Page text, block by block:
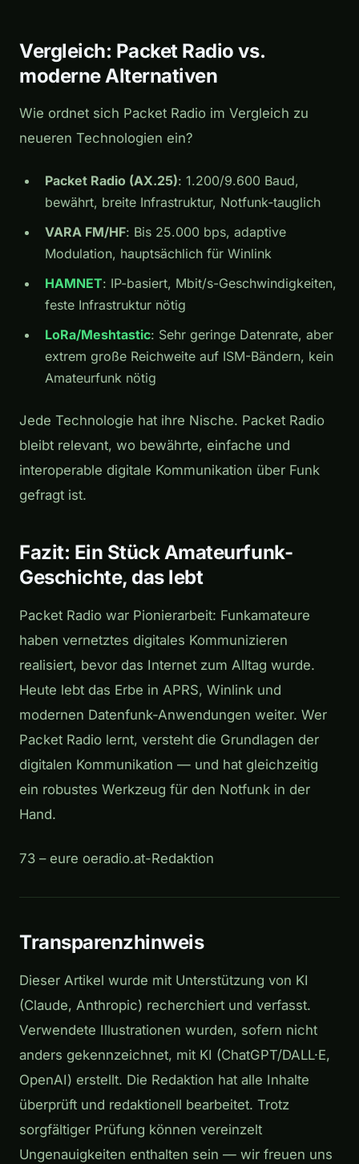
Vergleich: Packet Radio vs.
moderne Alternativen
Wie ordnet sich Packet Radio im Vergleich zu
neueren Technologien ein?
Packet Radio (AX.25): 1.200/9.600 Baud,
bewährt, breite Infrastruktur, Notfunk-tauglich
VARA FM/HF: Bis 25.000 bps, adaptive
Modulation, hauptsächlich für Winlink
HAMNET: IP-basiert, Mbit/s-Geschwindigkeiten,
feste Infrastruktur nötig
LoRa/Meshtastic: Sehr geringe Datenrate, aber
extrem große Reichweite auf ISM-Bändern, kein
Amateurfunk nötig
Jede Technologie hat ihre Nische. Packet Radio
bleibt relevant, wo bewährte, einfache und
interoperable digitale Kommunikation über Funk
gefragt ist.
Fazit: Ein Stück Amateurfunk-
Geschichte, das lebt
Packet Radio war Pionierarbeit: Funkamateure
haben vernetztes digitales Kommunizieren
realisiert, bevor das Internet zum Alltag wurde.
Heute lebt das Erbe in APRS, Winlink und
modernen Datenfunk-Anwendungen weiter. Wer
Packet Radio lernt, versteht die Grundlagen der
digitalen Kommunikation — und hat gleichzeitig
ein robustes Werkzeug für den Notfunk in der
Hand.
73 – eure oeradio.at-Redaktion
Transparenzhinweis
Dieser Artikel wurde mit Unterstützung von KI
(Claude, Anthropic) recherchiert und verfasst.
Verwendete Illustrationen wurden, sofern nicht
anders gekennzeichnet, mit KI (ChatGPT/DALL·E,
OpenAI) erstellt. Die Redaktion hat alle Inhalte
überprüft und redaktionell bearbeitet. Trotz
sorgfältiger Prüfung können vereinzelt
Ungenauigkeiten enthalten sein — wir freuen uns